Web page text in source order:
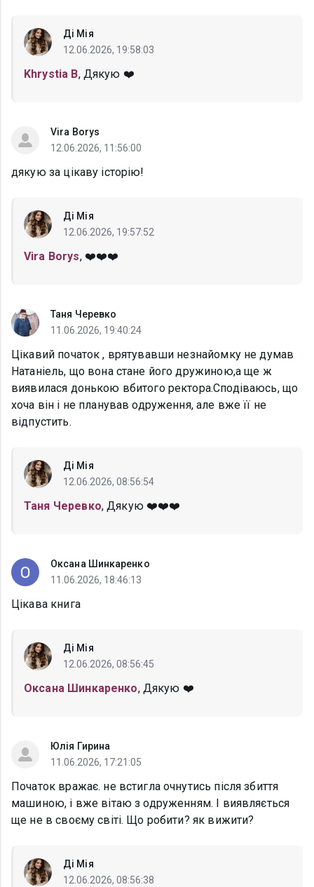
Ді Мія
12.06.2026, 19:58:03
Khrystia B, Дякую ❤️
Vira Borys
12.06.2026, 11:56:00
дякую за цікаву історію!
Ді Мія
12.06.2026, 19:57:52
Vira Borys, ❤️❤️❤️
Таня Черевко
11.06.2026, 19:40:24
Цікавий початок , врятувавши незнайомку не думав
Натаніель, що вона стане його дружиною,а ще ж
виявилася донькою вбитого ректора.Сподіваюсь, що
хоча він і не планував одруження, але вже її не
відпустить.
Ді Мія
12.06.2026, 08:56:54
Таня Черевко, Дякую ❤️❤️❤️
Оксана Шинкаренко
11.06.2026, 18:46:13
Цікава книга
Ді Мія
12.06.2026, 08:56:45
Оксана Шинкаренко, Дякую ❤️
Юлія Гирина
11.06.2026, 17:21:05
Початок вражає. не встигла очнутись після збиття
машиною, і вже вітаю з одруженням. І виявляється
ще не в своєму світі. Що робити? як вижити?
Ді Мія
12.06.2026, 08:56:38